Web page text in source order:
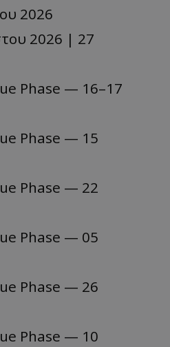
2026
2026 | 27
Phase — 16–17
Phase — 15
Phase — 22
Phase — 05
Phase — 26
Phase — 10